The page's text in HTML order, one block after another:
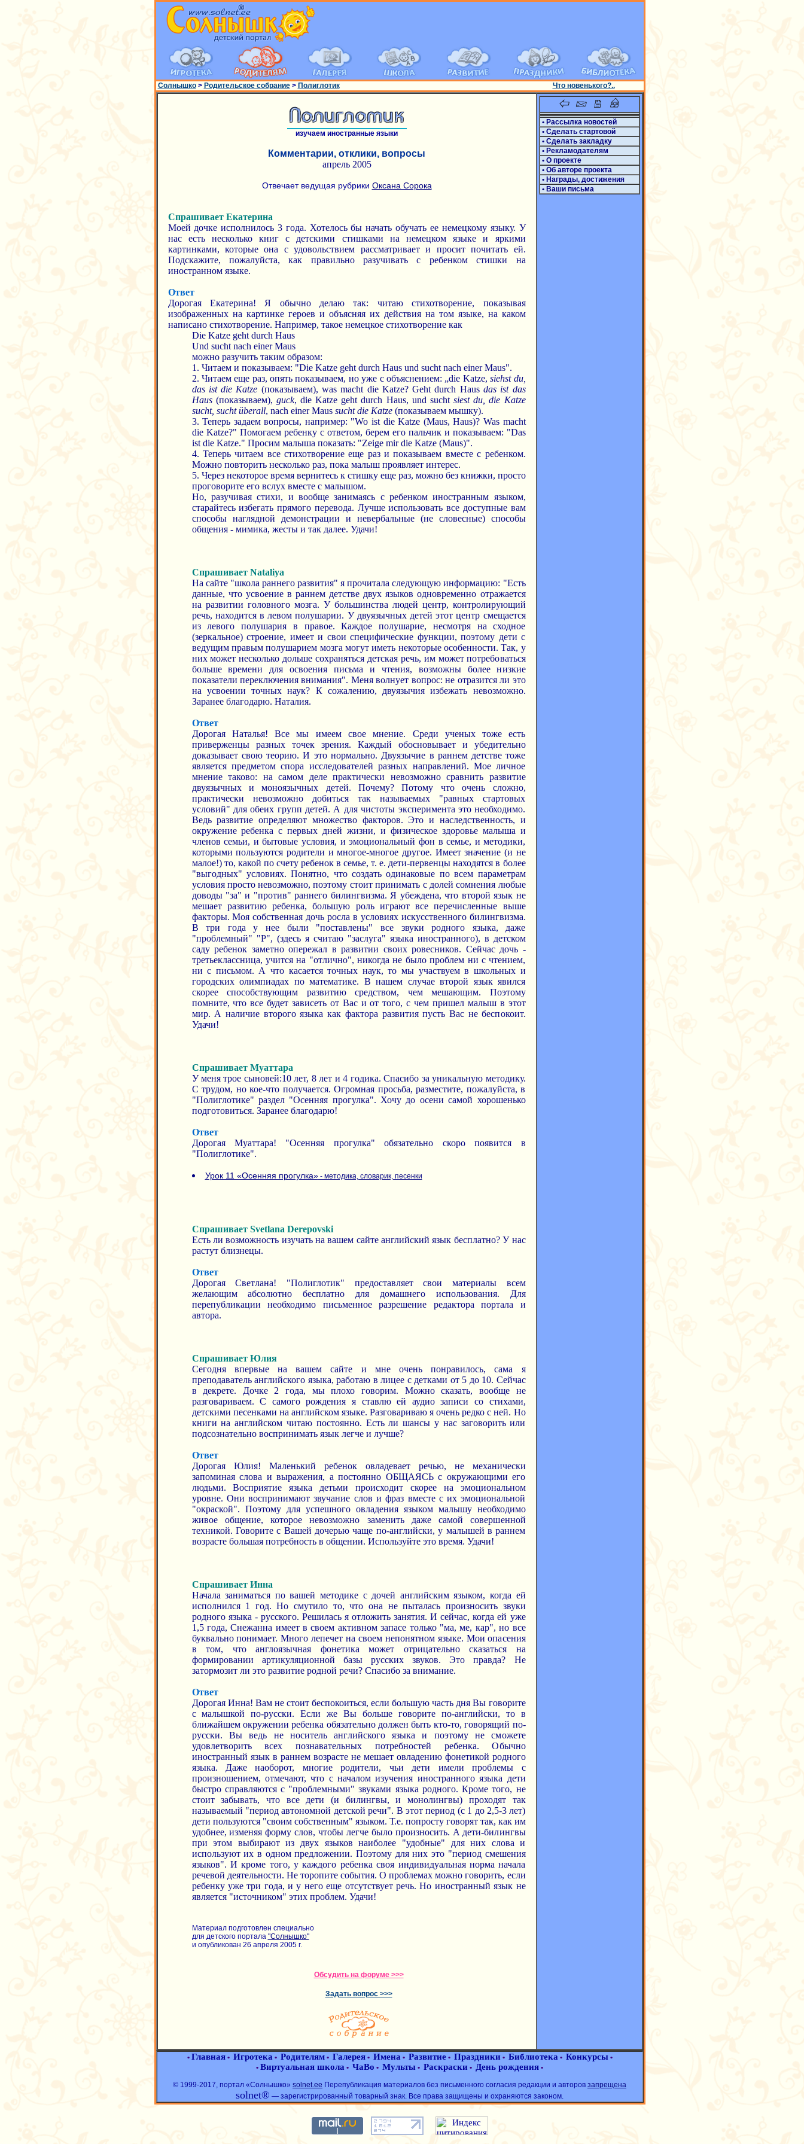
Солнышко> Родительское собрание> Полиглотик Что новенького?..
изучаем иностранные языки
Комментарии, отклики, вопросы
апрель 2005
Отвечает ведущая рубрики Оксана Сорока
Спрашивает Екатерина
Моей дочке исполнилось 3 года. Хотелось бы начать обучать ее немецкому языку. У
нас есть несколько книг с детскими стишками на немецком языке и яркими
картинками, которые она с удовольствием рассматривает и просит почитать ей.
Подскажите, пожалуйста, как правильно разучивать с ребенком стишки на
иностранном языке.
Ответ
Дорогая Екатерина! Я обычно делаю так: читаю стихотворение, показывая
изображенных на картинке героев и объясняя их действия на том языке, на каком
написано стихотворение. Например, такое немецкое стихотворение как
Die Katze geht durch Haus
Und sucht nach einer Maus
можно разучить таким образом:
1. Читаем и показываем: "Die Katze geht durch Haus und sucht nach einer Maus".
2. Читаем еще раз, опять показываем, но уже с объяснением: „die Katze,siehst du,
das ist die Katze (показываем), was macht die Katze? Geht durch Haus das ist das
Haus(показываем), guck, die Katze geht durch Haus, und suchtsiest du, die Katze
sucht, sucht überall, nach einer Maus sucht die Katze(показываем мышку).
3. Теперь задаем вопросы, например: "Wo ist die Katze (Maus, Haus)? Was macht
die Katze?" Помогаем ребенку с ответом, берем его пальчик и показываем: "Das
ist die Katze." Просим малыша показать: "Zeige mir die Katze (Maus)".
4. Теперь читаем все стихотворение еще раз и показываем вместе с ребенком.
Можно повторить несколько раз, пока малыш проявляет интерес.
5. Через некоторое время вернитесь к стишку еще раз, можно без книжки, просто
проговорите его вслух вместе с малышом.
Но, разучивая стихи, и вообще занимаясь с ребенком иностранным языком,
старайтесь избегать прямого перевода. Лучше использовать все доступные вам
способы наглядной демонстрации и невербальные (не словесные) способы
общения - мимика, жесты и так далее. Удачи!
Спрашивает Nataliya
На сайте "школа раннего развития" я прочитала следующую информацию: "Есть
данные, что усвоение в раннем детстве двух языков одновременно отражается
на развитии головного мозга. У большинства людей центр, контролирующий
речь, находится в левом полушарии. У двуязычных детей этот центр смещается
из левого полушария в правое. Каждое полушарие, несмотря на сходное
(зеркальное) строение, имеет и свои специфические функции, поэтому дети с
ведущим правым полушарием мозга могут иметь некоторые особенности. Так, у
них может несколько дольше сохраняться детская речь, им может потребоваться
больше времени для освоения письма и чтения, возможны более низкие
показатели переключения внимания". Меня волнует вопрос: не отразится ли это
на усвоении точных наук? К сожалению, двуязычия избежать невозможно.
Заранее благодарю. Наталия.
Ответ
Дорогая Наталья! Все мы имеем свое мнение. Среди ученых тоже есть
приверженцы разных точек зрения. Каждый обосновывает и убедительно
доказывает свою теорию. И это нормально. Двуязычие в раннем детстве тоже
является предметом спора исследователей разных направлений. Мое личное
мнение таково: на самом деле практически невозможно сравнить развитие
двуязычных и моноязычных детей. Почему? Потому что очень сложно,
практически невозможно добиться так называемых "равных стартовых
условий" для обеих групп детей. А для чистоты эксперимента это необходимо.
Ведь развитие определяют множество факторов. Это и наследственность, и
окружение ребенка с первых дней жизни, и физическое здоровье малыша и
членов семьи, и бытовые условия, и эмоциональный фон в семье, и методики,
которыми пользуются родители и многое-многое другое. Имеет значение (и не
малое!) то, какой по счету ребенок в семье, т. е. дети-первенцы находятся в более
"выгодных" условиях. Понятно, что создать одинаковые по всем параметрам
условия просто невозможно, поэтому стоит принимать с долей сомнения любые
доводы "за" и "против" раннего билингвизма. Я убеждена, что второй язык не
мешает развитию ребенка, большую роль играют все перечисленные выше
факторы. Моя собственная дочь росла в условиях искусственного билингвизма.
В три года у нее были "поставлены" все звуки родного языка, даже
"проблемный" "Р", (здесь я считаю "заслуга" языка иностранного), в детском
саду ребенок заметно опережал в развитии своих ровесников. Сейчас дочь -
третьеклассница, учится на "отлично", никогда не было проблем ни с чтением,
ни с письмом. А что касается точных наук, то мы участвуем в школьных и
городских олимпиадах по математике. В нашем случае второй язык явился
скорее способствующим развитию средством, чем мешающим. Поэтому
помните, что все будет зависеть от Вас и от того, с чем пришел малыш в этот
мир. А наличие второго языка как фактора развития пусть Вас не беспокоит.
Удачи!
Спрашивает Муаттара
У меня трое сыновей:10 лет, 8 лет и 4 годика. Спасибо за уникальную методику.
С трудом, но кое-что получается. Огромная просьба, разместите, пожалуйста, в
"Полиглотике" раздел "Осенняя прогулка". Хочу до осени самой хорошенько
подготовиться. Заранее благодарю!
Ответ
Дорогая Муаттара! "Осенняя прогулка" обязательно скоро появится в
"Полиглотике".
Урок 11 «Осенняя прогулка»- методика, словарик, песенки
Спрашивает Svetlana Derepovski
Есть ли возможность изучать на вашем сайте английский язык бесплатно? У нас
растут близнецы.
Ответ
Дорогая Светлана! "Полиглотик" предоставляет свои материалы всем
желающим абсолютно бесплатно для домашнего использования. Для
перепубликации необходимо письменное разрешение редактора портала и
автора.
Спрашивает Юлия
Сегодня впервые на вашем сайте и мне очень понравилось, сама я
преподаватель английского языка, работаю в лицее с детками от 5 до 10. Сейчас
в декрете. Дочке 2 года, мы плохо говорим. Можно сказать, вообще не
разговариваем. С самого рождения я ставлю ей аудио записи со стихами,
детскими песенками на английском языке. Разговариваю я очень редко с ней. Но
книги на английском читаю постоянно. Есть ли шансы у нас заговорить или
подсознательно воспринимать язык легче и лучше?
Ответ
Дорогая Юлия! Маленький ребенок овладевает речью, не механически
запоминая слова и выражения, а постоянно ОБЩАЯСЬ с окружающими его
людьми. Восприятие языка детьми происходит скорее на эмоциональном
уровне. Они воспринимают звучание слов и фраз вместе с их эмоциональной
"окраской". Поэтому для успешного овладения языком малышу необходимо
живое общение, которое невозможно заменить даже самой совершенной
техникой. Говорите с Вашей дочерью чаще по-английски, у малышей в раннем
возрасте большая потребность в общении. Используйте это время. Удачи!
Спрашивает Инна
Начала заниматься по вашей методике с дочей английским языком, когда ей
исполнился 1 год. Но смутило то, что она не пыталась произносить звуки
родного языка - русского. Решилась я отложить занятия. И сейчас, когда ей уже
1,5 года, Снежанна имеет в своем активном запасе только "ма, ме, кар", но все
буквально понимает. Много лепечет на своем непонятном языке. Мои опасения
в том, что англоязычная фонетика может отрицательно сказаться на
формировании артикуляционной базы русских звуков. Это правда? Не
затормозит ли это развитие родной речи? Спасибо за внимание.
Ответ
Дорогая Инна! Вам не стоит беспокоиться, если большую часть дня Вы говорите
с малышкой по-русски. Если же Вы больше говорите по-английски, то в
ближайшем окружении ребенка обязательно должен быть кто-то, говорящий по-
русски. Вы ведь не носитель английского языка и поэтому не сможете
удовлетворить всех познавательных потребностей ребенка. Обычно
иностранный язык в раннем возрасте не мешает овладению фонетикой родного
языка. Даже наоборот, многие родители, чьи дети имели проблемы с
произношением, отмечают, что с началом изучения иностранного языка дети
быстро справляются с "проблемными" звуками языка родного. Кроме того, не
стоит забывать, что все дети (и билингвы, и монолингвы) проходят так
называемый "период автономной детской речи". В этот период (с 1 до 2,5-3 лет)
дети пользуются "своим собственным" языком. Т.е. попросту говорят так, как им
удобнее, изменяя форму слов, чтобы легче было произносить. А дети-билингвы
при этом выбирают из двух языков наиболее "удобные" для них слова и
используют их в одном предложении. Поэтому для них это "период смешения
языков". И кроме того, у каждого ребенка своя индивидуальная норма начала
речевой деятельности. Не торопите события. О проблемах можно говорить, если
ребенку уже три года, и у него еще отсутствует речь. Но иностранный язык не
является "источником" этих проблем. Удачи!
Материал подготовлен специально
для детского портала "Солнышко"
и опубликован 26 апреля 2005 г.
Обсудить на форуме >>>
Задать вопрос >>>
• Рассылка новостей
• Сделать стартовой
• Сделать закладку
• Рекламодателям
• О проекте
• Об авторе проекта
• Награды, достижения
• Ваши письма
• Главная• Игротека• Родителям• Галерея• Имена• Развитие• Праздники • Библиотека• Конкурсы•
• Виртуальная школа • ЧаВо • Мульты • Раскраски • День рождения •
© 1999-2017, портал «Солнышко» solnet.ee Перепубликация материалов без письменного согласия редакции и авторов запрещена
solnet® — зарегистрированный товарный знак. Все права защищены и охраняются законом.